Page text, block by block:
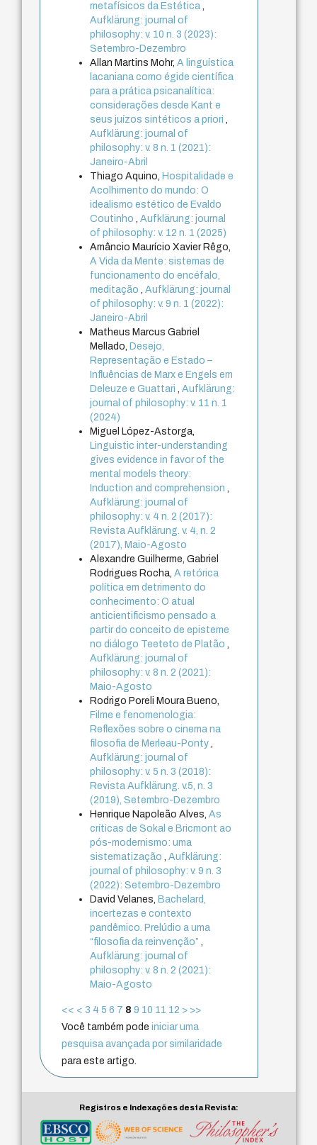
metafísicos da Estética
Aufklärung: journal of
philosophy: v. 10 n. 3 (2023):
Setembro-Dezembro
Allan Martins Mohr,A linguística
lacaniana como égide científica
para a prática psicanalítica:
considerações desde Kant e
seus juízos sintéticos a priori
Aufklärung: journal of
philosophy: v. 8 n. 1 (2021):
Janeiro-Abril
Thiago Aquino,Hospitalidade e
Acolhimento do mundo: O
idealismo estético de Evaldo
Coutinho
,Aufklärung: journal
of philosophy: v. 12 n. 1 (2025)
Amâncio Maurício Xavier Rêgo,
A Vida da Mente: sistemas de
funcionamento do encéfalo,
meditação
,Aufklärung: journal
of philosophy: v. 9 n. 1 (2022):
Janeiro-Abril
Matheus Marcus Gabriel
Mellado,Desejo,
Representação e Estado –
Influências de Marx e Engels em
Deleuze e Guattari
,Aufklärung:
journal of philosophy: v. 11 n. 1
(2024)
Miguel López-Astorga,
Linguistic inter-understanding
gives evidence in favor of the
mental models theory:
Induction and comprehension
Aufklärung: journal of
philosophy: v. 4 n. 2 (2017):
Revista Aufklärung. v. 4, n. 2
(2017), Maio-Agosto
Alexandre Guilherme, Gabriel
Rodrigues Rocha,A retórica
política em detrimento do
conhecimento: O atual
anticientificismo pensado a
partir do conceito de episteme
no diálogo Teeteto de Platão
Aufklärung: journal of
philosophy: v. 8 n. 2 (2021):
Maio-Agosto
Rodrigo Poreli Moura Bueno,
Filme e fenomenologia:
Reflexões sobre o cinema na
filosofia de Merleau-Ponty
Aufklärung: journal of
philosophy: v. 5 n. 3 (2018):
Revista Aufklärung. v.5, n. 3
(2019), Setembro-Dezembro
Henrique Napoleão Alves,As
críticas de Sokal e Bricmont ao
pós-modernismo: uma
sistematização
,Aufklärung:
journal of philosophy: v. 9 n. 3
(2022): Setembro-Dezembro
David Velanes,Bachelard,
incertezas e contexto
pandêmico. Prelúdio a uma
“filosofia da reinvenção”
Aufklärung: journal of
philosophy: v. 8 n. 2 (2021):
Maio-Agosto
<< < 3 4 5 6 7 8 9 10 11 12 > >>
Você também podeiniciar uma
pesquisa avançada por similaridade
para este artigo.
Registros e Indexações desta Revista: